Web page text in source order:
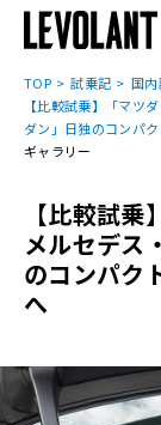
TOP 試乗記
国
【比較試乗】「マツ
ダン」日独のコンパ
ギャラリー
【比較試
メルセデス
のコンパク
へ